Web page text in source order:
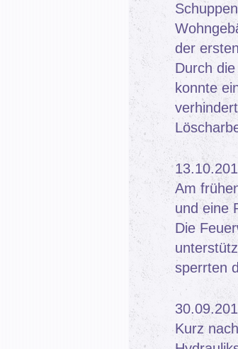
der
Durch
konnte
Am
und eine
Die
sperrten
Kurz